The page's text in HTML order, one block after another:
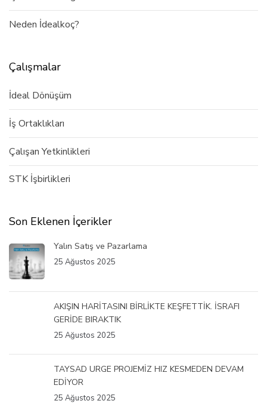
Neden İdealkoç?
Çalışmalar
İdeal Dönüşüm
İş Ortaklıkları
Çalışan Yetkinlikleri
STK İşbirlikleri
Son Eklenen İçerikler
Yalın Satış ve Pazarlama
25 Ağustos 2025
AKIŞIN HARİTASINI BİRLİKTE KEŞFETTİK. İSRAFI
GERİDE BIRAKTIK
25 Ağustos 2025
TAYSAD URGE PROJEMİZ HIZ KESMEDEN DEVAM
EDİYOR
25 Ağustos 2025